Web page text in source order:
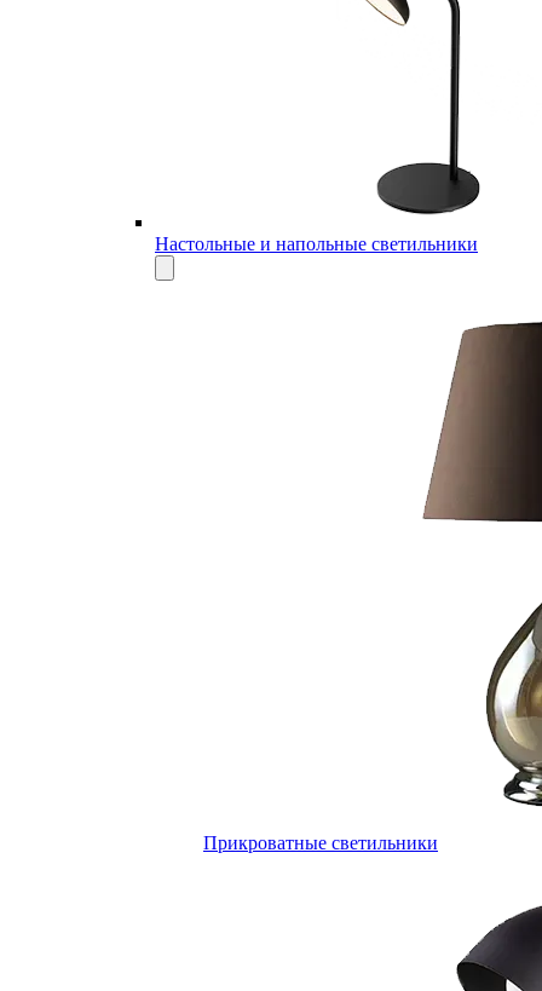
Настольные и напольные светильники
Прикроватные светильники